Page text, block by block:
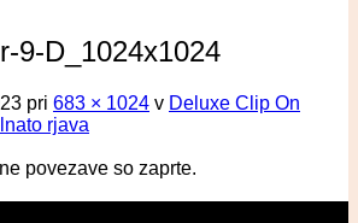
9-D_1024x1024
pri 683 × 1024 v Deluxe Clip On
rjava
povezave so zaprte.